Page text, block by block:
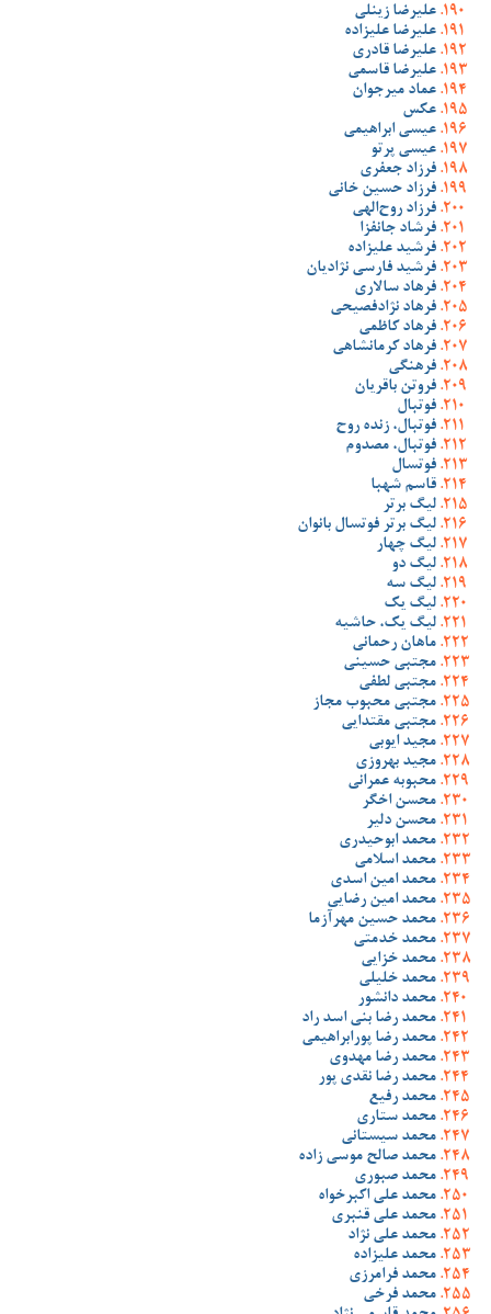
علیرضا زینلی
علیرضا علیزاده
علیرضا قادری
علیرضا قاسمی
عماد میرجوان
عکس
عیسی ابراهیمی
عیسی پرتو
فرزاد جعفری
فرزاد حسین خانی
فرزاد روح‌الهی
فرشاد جانفزا
فرشید علیزاده
فرشید فارسی نژادیان
فرهاد سالاری
فرهاد نژادفصیحی
فرهاد کاظمی
فرهاد کرمانشاهی
فرهنگی
فروتن باقریان
فوتبال
فوتبال، زنده روح
فوتبال، مصدوم
فوتسال
قاسم شهبا
لیگ برتر
لیگ برتر فوتسال بانوان
لیگ چهار
لیگ دو
لیگ سه
لیگ یک
لیگ یک، حاشیه
ماهان رحمانی
مجتبی حسینی
مجتبی لطفی
مجتبی محبوب مجاز
مجتبی مقتدایی
مجید ایوبی
مجید بهروزی
محبوبه عمرانی
محسن اخگر
محسن دلیر
محمد ابوحیدری
محمد اسلامی
محمد امین اسدی
محمد امین رضایی
محمد حسین مهرآزما
محمد خدمتی
محمد خزایی
محمد خلیلی
محمد دانشور
محمد رضا بنی اسد راد
محمد رضا پورابراهیمی
محمد رضا مهدوی
محمد رضا نقدی پور
محمد رفیع
محمد ستاری
محمد سیستانی
محمد صالح موسی زاده
محمد صبوری
محمد علی اکبرخواه
محمد علی قنبری
محمد علی نژاد
محمد علیزاده
محمد فرامرزی
محمد فرخی